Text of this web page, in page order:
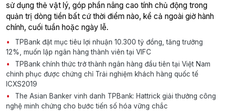
sử dụng thẻ vật lý, góp phần nâng cao tính chủ động trong
quản trị dòng tiền bất cứ thời điểm nào, kể cả ngoài giờ hành
chính, cuối tuần hoặc ngày lễ.
TPBank đặt mục tiêu lợi nhuận 10.300 tỷ đồng, tăng trưởng
12%, muốn lập ngân hàng thành viên tại VIFC
TPBank chính thức trở thành ngân hàng đầu tiên tại Việt Nam
chinh phục được chứng chỉ Trải nghiệm khách hàng quốc tế
ICXS2019
The Asian Banker vinh danh TPBank: Hattrick giải thưởng công
nghệ minh chứng cho bước tiến số hóa vững chắc